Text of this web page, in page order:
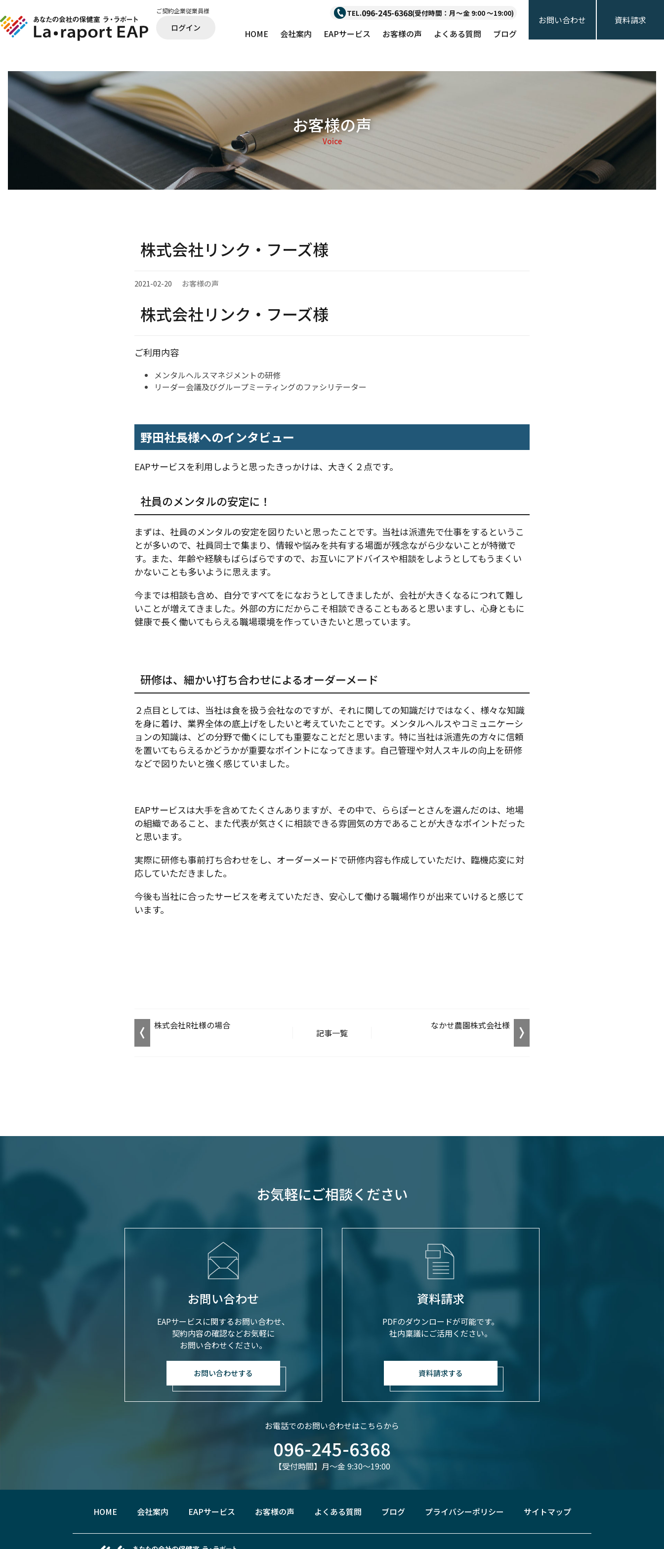
ご契約企業従業員様
ログイン
TEL.096-245-6368(受付時間：月〜金 9:00 〜19:00)
HOME 会社案内 EAPサービス お客様の声 よくある質問 ブログ
お問い合わせ 資料請求
お客様の声
Voice
株式会社リンク・フーズ様
2021-02-20 お客様の声
株式会社リンク・フーズ様
ご利用内容
メンタルヘルスマネジメントの研修
リーダー会議及びグループミーティングのファシリテーター
野田社長様へのインタビュー
EAPサービスを利用しようと思ったきっかけは、大きく２点です。
社員のメンタルの安定に！
まずは、社員のメンタルの安定を図りたいと思ったことです。当社は派遣先で仕事をするというこ
とが多いので、社員同士で集まり、情報や悩みを共有する場面が残念ながら少ないことが特徴で
す。また、年齢や経験もばらばらですので、お互いにアドバイスや相談をしようとしてもうまくい
かないことも多いように思えます。
今までは相談も含め、自分ですべてをになおうとしてきましたが、会社が大きくなるにつれて難し
いことが増えてきました。外部の方にだからこそ相談できることもあると思いますし、心身ともに
健康で長く働いてもらえる職場環境を作っていきたいと思っています。
研修は、細かい打ち合わせによるオーダーメード
２点目としては、当社は食を扱う会社なのですが、それに関しての知識だけではなく、様々な知識
を身に着け、業界全体の底上げをしたいと考えていたことです。メンタルヘルスやコミュニケーシ
ョンの知識は、どの分野で働くにしても重要なことだと思います。特に当社は派遣先の方々に信頼
を置いてもらえるかどうかが重要なポイントになってきます。自己管理や対人スキルの向上を研修
などで図りたいと強く感じていました。
EAPサービスは大手を含めてたくさんありますが、その中で、ららぽーとさんを選んだのは、地場
の組織であること、また代表が気さくに相談できる雰囲気の方であることが大きなポイントだった
と思います。
実際に研修も事前打ち合わせをし、オーダーメードで研修内容も作成していただけ、臨機応変に対
応していただきました。
今後も当社に合ったサービスを考えていただき、安心して働ける職場作りが出来ていけると感じて
います。
株式会社R社様の場合
記事一覧
なかせ農園株式会社様
お気軽にご相談ください
お問い合わせ
EAPサービスに関するお問い合わせ、
契約内容の確認などお気軽に
お問い合わせください。
お問い合わせする
資料請求
PDFのダウンロードが可能です。
社内稟議にご活用ください。
資料請求する
お電話でのお問い合わせはこちらから
096-245-6368
【受付時間】月〜金 9:30〜19:00
HOME 会社案内 EAPサービス お客様の声 よくある質問 ブログ プライバシーポリシー サイトマップ